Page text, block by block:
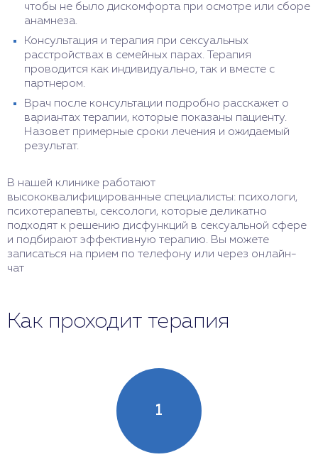
чтобы не было дискомфорта при осмотре или сборе
анамнеза.
Консультация и терапия при сексуальных
расстройствах в семейных парах. Терапия
проводится как индивидуально, так и вместе с
партнером.
Врач после консультации подробно расскажет о
вариантах терапии, которые показаны пациенту.
Назовет примерные сроки лечения и ожидаемый
результат.
В нашей клинике работают
высококвалифицированные специалисты: психологи,
психотерапевты, сексологи, которые деликатно
подходят к решению дисфункций в сексуальной сфере
и подбирают эффективную терапию. Вы можете
записаться на прием по телефону или через онлайн-
чат
Как проходит терапия
1